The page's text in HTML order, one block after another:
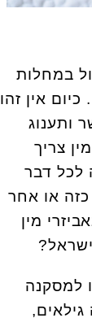
עזר לטיפול במחלות
אין זהו
ותענוג
צריך
לכל דבר
קושי כזה או אחר
מין
למסקנה